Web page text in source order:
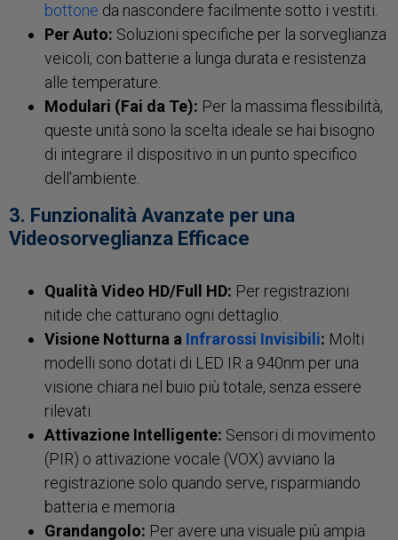
bottone da nascondere facilmente sotto i vestiti.
Per Auto: Soluzioni specifiche per la sorveglianza
veicoli, con batterie a lunga durata e resistenza
alle temperature.
Modulari (Fai da Te): Per la massima flessibilità,
queste unità sono la scelta ideale se hai bisogno
di integrare il dispositivo in un punto specifico
dell'ambiente.
3. Funzionalità Avanzate per una
Videosorveglianza Efficace
Qualità Video HD/Full HD: Per registrazioni
nitide che catturano ogni dettaglio.
Visione Notturna a Infrarossi Invisibili: Molti
modelli sono dotati di LED IR a 940nm per una
visione chiara nel buio più totale, senza essere
rilevati.
Attivazione Intelligente: Sensori di movimento
(PIR) o attivazione vocale (VOX) avviano la
registrazione solo quando serve, risparmiando
batteria e memoria.
Grandangolo: Per avere una visuale più ampia